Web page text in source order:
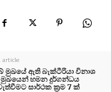
article
මුඛයේ ඇති බැක්ටීරියා විනාශ
හමන දුර්ගන්ධය
සාර්ථක ක්‍රම 7 ක්